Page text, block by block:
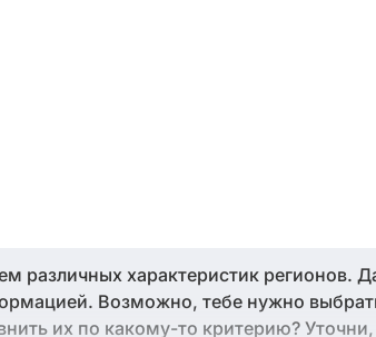
различных характеристик регионов.
Возможно, тебе нужно
их по какому-то критерию?